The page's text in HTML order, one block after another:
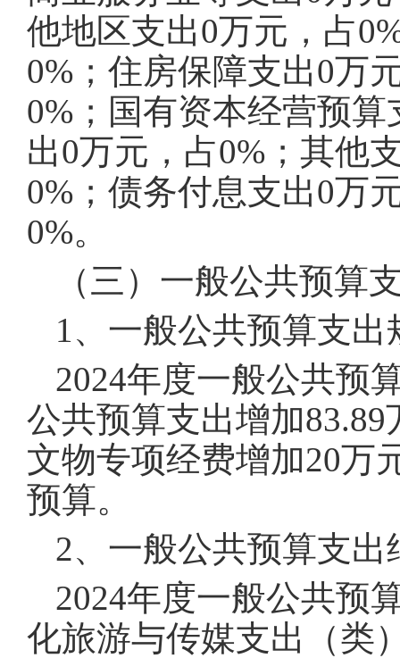
他地区支出0万元，占
0%；住房保障支出0万
0%；国有资本经营预
出0万元，占0%；其他
0%；债务付息支出0万
0%。
（三）一般公共预算
1、一般公共预算支
2024年度一般公共预
公共预算支出增加
文物专项经费增加20万
预算。
2、一般公共预算支出
2024年度一般公共预
化旅游与传媒支出（类